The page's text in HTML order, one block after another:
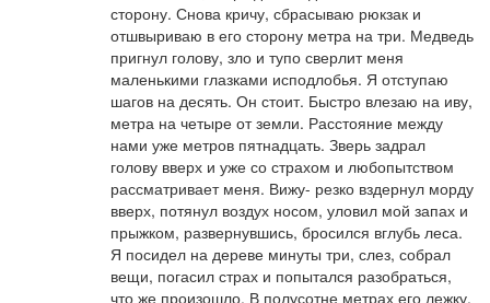
сторону. Снова кричу, сбрасываю рюкзак и
отшвыриваю в его сторону метра на три. Медведь
пригнул голову, зло и тупо сверлит меня
маленькими глазками исподлобья. Я отступаю
шагов на десять. Он стоит. Быстро влезаю на иву,
метра на четыре от земли. Расстояние между
нами уже метров пятнадцать. Зверь задрал
голову вверх и уже со страхом и любопытством
рассматривает меня. Вижу- резко вздернул морду
вверх, потянул воздух носом, уловил мой запах и
прыжком, развернувшись, бросился вглубь леса.
Я посидел на дереве минуты три, слез, собрал
вещи, погасил страх и попытался разобраться,
что же произошло. В полусотне метрах его лежку.